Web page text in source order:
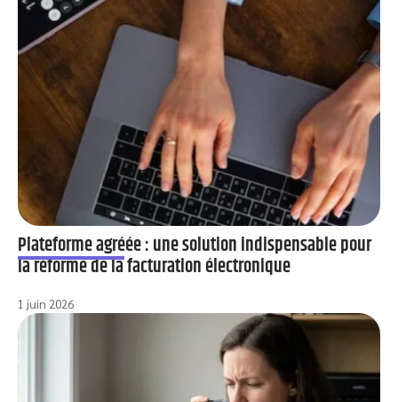
Plateforme agréée : une solution indispensable pour
la réforme de la facturation électronique
1 juin 2026